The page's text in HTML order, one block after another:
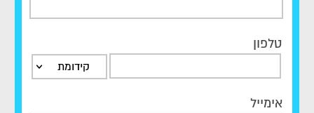
טלפון
קידומת
אימייל